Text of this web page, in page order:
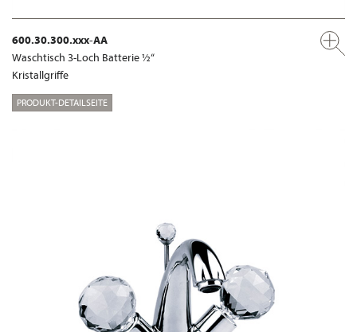
600.30.300.xxx-AA
Waschtisch 3-Loch Batterie ½“
Kristallgriffe
PRODUKT-DETAILSEITE